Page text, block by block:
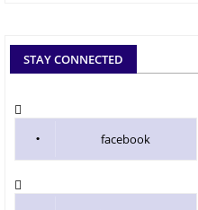
STAY CONNECTED
facebook